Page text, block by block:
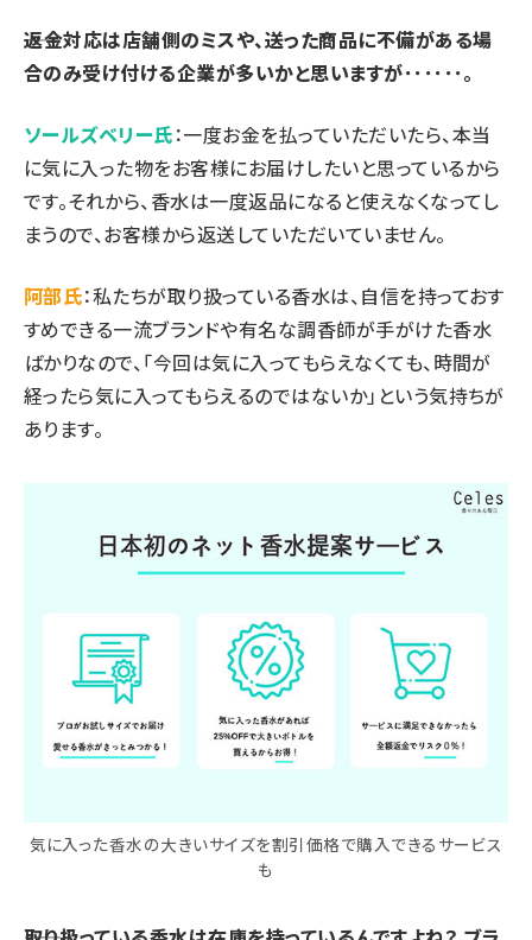
――返金対応は店舗側のミスや、送った商品に不備がある場
合のみ受け付ける企業が多いかと思いますが･･････。
ソールズベリー氏：一度お金を払っていただいたら、本当
に気に入った物をお客様にお届けしたいと思っているから
です。それから、香水は一度返品になると使えなくなってし
まうので、お客様から返送していただいていません。
阿部氏：私たちが取り扱っている香水は、自信を持っておす
すめできる一流ブランドや有名な調香師が手がけた香水
ばかりなので、「今回は気に入ってもらえなくても、時間が
経ったら気に入ってもらえるのではないか」という気持ちが
あります。
気に入った香水の大きいサイズを割引価格で購入できるサービス
も